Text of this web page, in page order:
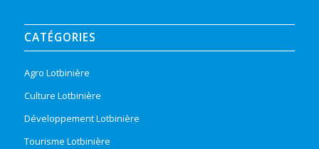
CATÉGORIES
Agro Lotbinière
Culture Lotbinière
Développement Lotbinière
Tourisme Lotbinière